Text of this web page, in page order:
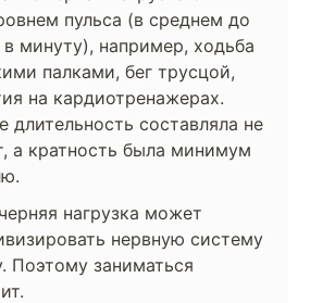
пульса (в среднем до
минуту), например, ходьба
палками, бег трусцой,
на кардиотренажерах.
длительность составляла не
а кратность была минимум
нагрузка может
нервную систему
Поэтому заниматься